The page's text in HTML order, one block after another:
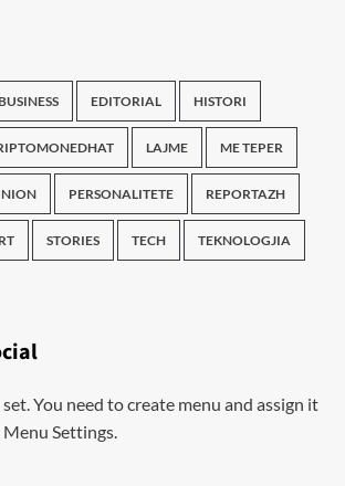
BUSINESS EDITORIAL HISTORI
LAJME ME TEPER
PERSONALITETE REPORTAZH
STORIES TECH TEKNOLOGJIA
You need to create menu and assign it
Settings.